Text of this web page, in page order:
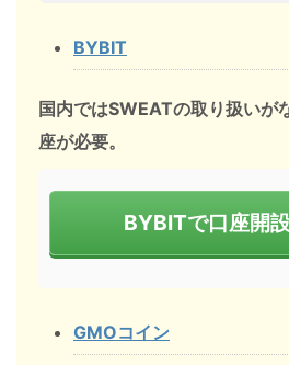
BYBIT
国内ではSWEATの取り扱いが
座が必要。
BYBITで口座開
GMOコイン